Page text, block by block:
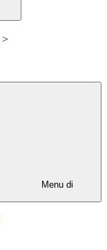
>
Menu di